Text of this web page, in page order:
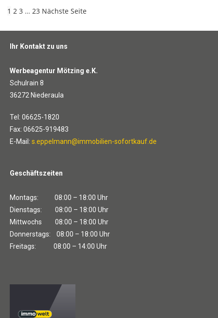
1 2 3 … 23 Nächste Seite
Ihr Kontakt zu uns
Werbeagentur Mötzing e.K.
Schulrain 8
36272 Niederaula
Tel: 06625-1820
Fax: 06625-919483
E-Mail: s.eppelmann@immobilien-sofortkauf.de
Geschäftszeiten
Montags: 08:00 – 18:00 Uhr
Dienstags: 08:00 – 18:00 Uhr
Mittwochs 08:00 – 18:00 Uhr
Donnerstags: 08:00 – 18:00 Uhr
Freitags: 08:00 – 14:00 Uhr